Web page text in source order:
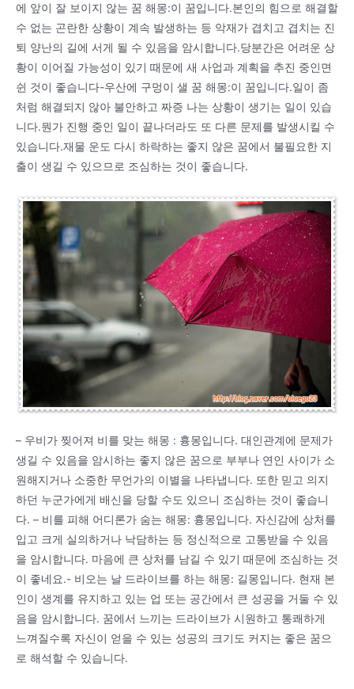
에 앞이 잘 보이지 않는 꿈 해몽:이 꿈입니다.본인의 힘으로 해결할
수 없는 곤란한 상황이 계속 발생하는 등 악재가 겹치고 겹치는 진
퇴 양난의 길에 서게 될 수 있음을 암시합니다.당분간은 어려운 상
황이 이어질 가능성이 있기 때문에 새 사업과 계획을 추진 중인면
쉰 것이 좋습니다-우산에 구멍이 샐 꿈 해몽:이 꿈입니다.일이 좀
처럼 해결되지 않아 불안하고 짜증 나는 상황이 생기는 일이 있습
니다.뭔가 진행 중인 일이 끝나더라도 또 다른 문제를 발생시킬 수
있습니다.재물 운도 다시 하락하는 좋지 않은 꿈에서 불필요한 지
출이 생길 수 있으므로 조심하는 것이 좋습니다.
– 우비가 찢어져 비를 맞는 해몽 : 흉몽입니다. 대인관계에 문제가
생길 수 있음을 암시하는 좋지 않은 꿈으로 부부나 연인 사이가 소
원해지거나 소중한 무언가의 이별을 나타냅니다. 또한 믿고 의지
하던 누군가에게 배신을 당할 수도 있으니 조심하는 것이 좋습니
다. – 비를 피해 어디론가 숨는 해몽: 흉몽입니다. 자신감에 상처를
입고 크게 실의하거나 낙담하는 등 정신적으로 고통받을 수 있음
을 암시합니다. 마음에 큰 상처를 남길 수 있기 때문에 조심하는 것
이 좋네요.- 비오는 날 드라이브를 하는 해몽: 길몽입니다. 현재 본
인이 생계를 유지하고 있는 업 또는 공간에서 큰 성공을 거둘 수 있
음을 암시합니다. 꿈에서 느끼는 드라이브가 시원하고 통쾌하게
느껴질수록 자신이 얻을 수 있는 성공의 크기도 커지는 좋은 꿈으
로 해석할 수 있습니다.